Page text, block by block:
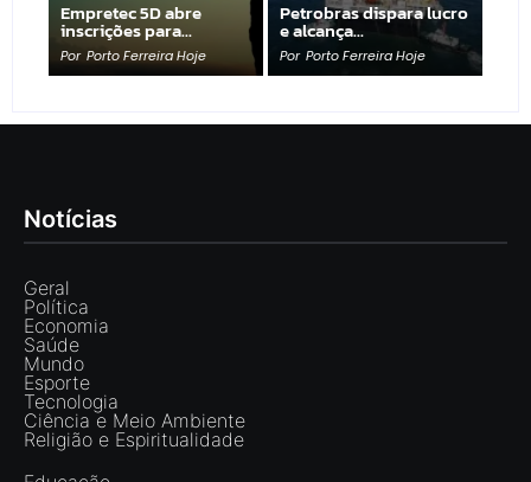
Empretec 5D abre
inscrições para…
Por Porto Ferreira Hoje
Petrobras dispara lucro
e alcança…
Por Porto Ferreira Hoje
Notícias
Geral
Política
Economia
Saúde
Mundo
Esporte
Tecnologia
Ciência e Meio Ambiente
Religião e Espiritualidade